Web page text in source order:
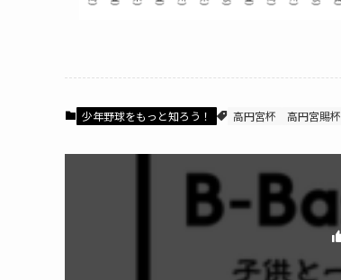
少年野球をもっと知ろう！ 高円宮杯 高円宮賜杯